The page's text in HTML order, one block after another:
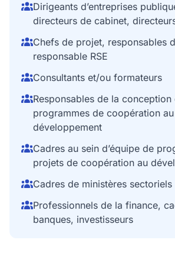
Dirigeants d’entreprises
directeurs de cabinet,
Chefs de projet, responsables
responsable RSE
Consultants et/ou formateurs
Responsables de la
programmes de coopération au
développement
Cadres au sein d’équipe de
projets de coopération au
Cadres de ministères sectoriels
Professionnels de la finance,
banques, investisseurs